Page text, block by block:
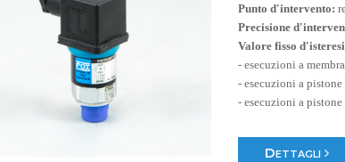
Punto d'intervento:
Precisione
Valore fisso
- esecuzioni a
- esecuzioni a
- esecuzioni a
Dettagli